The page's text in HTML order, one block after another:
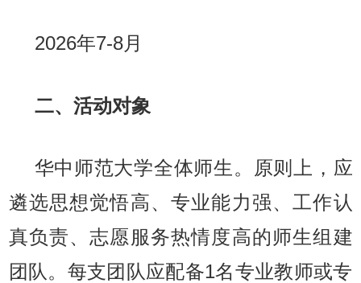
2026年7-8月
二、活动对象
华中师范大学全体师生。原则上，应
遴选思想觉悟高、专业能力强、工作认
真负责、志愿服务热情度高的师生组建
团队。每支团队应配备1名专业教师或专